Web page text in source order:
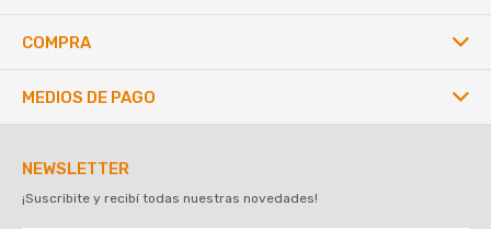
COMPRA
NEWSLETTER
¡Suscribite y recibí todas nuestras novedades!
MEDIOS DE PAGO